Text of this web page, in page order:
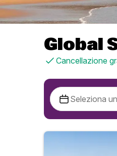
Global
Cancellazione